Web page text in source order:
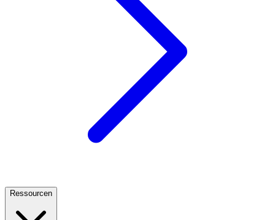
Ressourcen